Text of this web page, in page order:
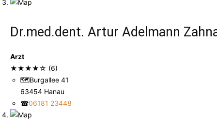
Dr.med.dent. Artur Adelmann
Arzt
★★★★☆ (6)
🗺Burgallee 41
63454 Hanau
☎06181 23448